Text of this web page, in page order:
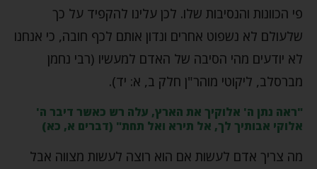
פי הכוונות והנסיבות שלו. לכן עלינו להקפיד על כך
שלעולם לא נשפוט אחרים ונדון אותם לכף חובה, כי אנחנו
לא יודעים מהי הסיבה של האדם למעשיו (רבי נחמן
מברסלב, ליקוטי מוהר"ן חלק ב, א: יד).
"ראה נתן ה' אלוקיך את הארץ, עלה רש כאשר דיבר ה'
אלוקי אבותיך לך, אל תירא ואל תחת" (דברים א, כא)
מה צריך אדם לעשות אם הוא רוצה לעשות מצווה אבל